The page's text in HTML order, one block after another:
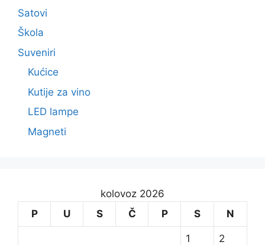
Satovi
Škola
Suveniri
Kućice
Kutije za vino
LED lampe
Magneti
kolovoz 2026
P
U S Č P S N
1 2